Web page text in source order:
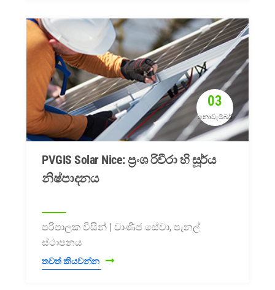
03
නොවැම්බර්
PVGIS Solar Nice: ප්‍රංශ රිවීරා හි සූර්ය
නිෂ්පාදනය
පරිපාලක විසින් | වාණිජ සේවා, පැනල්
ස්ථාපනය
තවත් කියවන්න